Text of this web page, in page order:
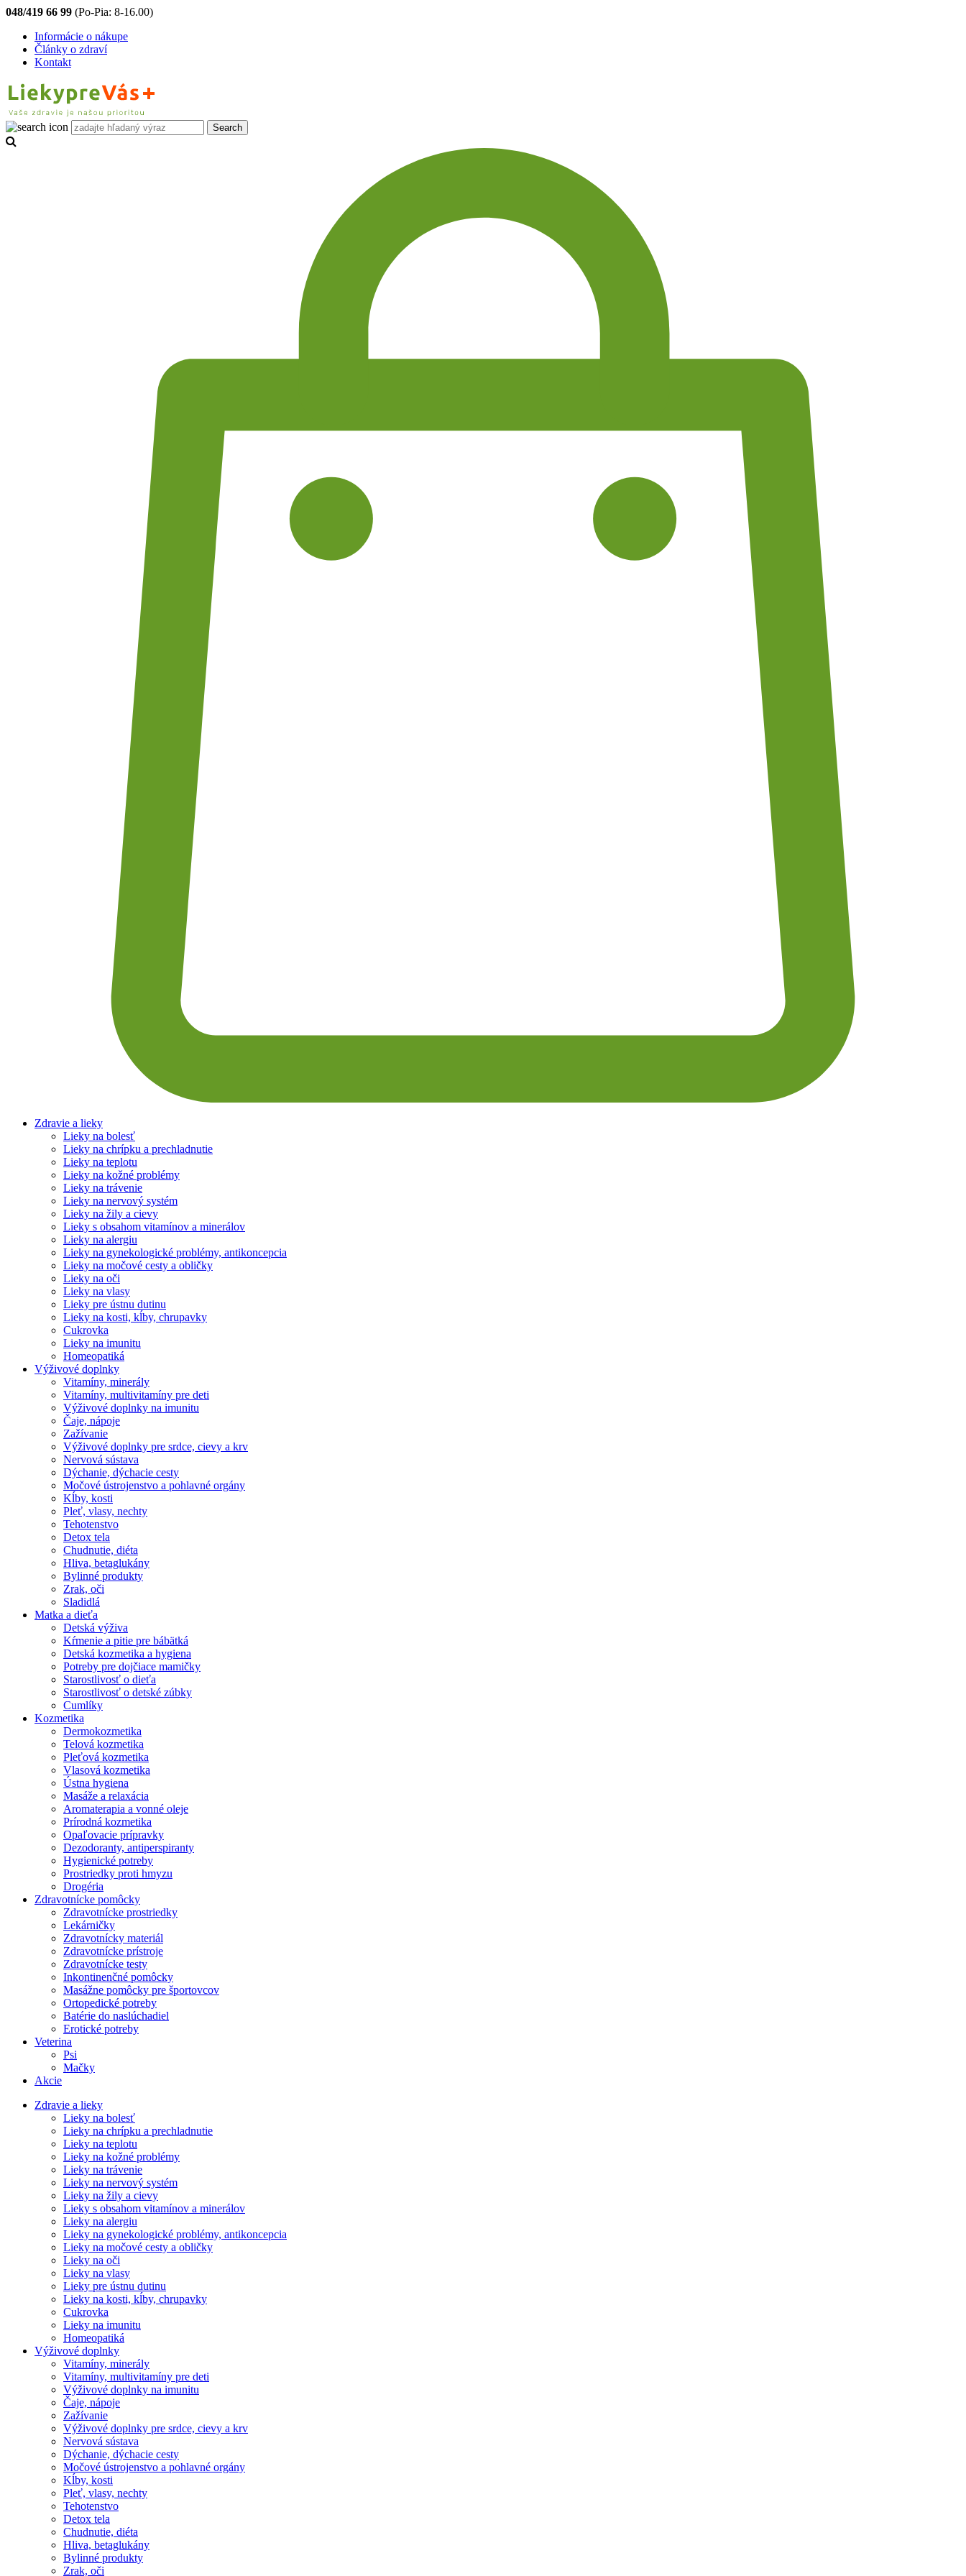
048/419 66 99 (Po-Pia: 8-16.00)
Informácie o nákupe
Články o zdraví
Kontakt
Zdravie a lieky
Lieky na bolesť
Lieky na chrípku a prechladnutie
Lieky na teplotu
Lieky na kožné problémy
Lieky na trávenie
Lieky na nervový systém
Lieky na žily a cievy
Lieky s obsahom vitamínov a minerálov
Lieky na alergiu
Lieky na gynekologické problémy, antikoncepcia
Lieky na močové cesty a obličky
Lieky na oči
Lieky na vlasy
Lieky pre ústnu dutinu
Lieky na kosti, kĺby, chrupavky
Cukrovka
Lieky na imunitu
Homeopatiká
Výživové doplnky
Vitamíny, minerály
Vitamíny, multivitamíny pre deti
Výživové doplnky na imunitu
Čaje, nápoje
Zažívanie
Výživové doplnky pre srdce, cievy a krv
Nervová sústava
Dýchanie, dýchacie cesty
Močové ústrojenstvo a pohlavné orgány
Kĺby, kosti
Pleť, vlasy, nechty
Tehotenstvo
Detox tela
Chudnutie, diéta
Hliva, betaglukány
Bylinné produkty
Zrak, oči
Sladidlá
Matka a dieťa
Detská výživa
Kŕmenie a pitie pre bábätká
Detská kozmetika a hygiena
Potreby pre dojčiace mamičky
Starostlivosť o dieťa
Starostlivosť o detské zúbky
Cumlíky
Kozmetika
Dermokozmetika
Telová kozmetika
Pleťová kozmetika
Vlasová kozmetika
Ústna hygiena
Masáže a relaxácia
Aromaterapia a vonné oleje
Prírodná kozmetika
Opaľovacie prípravky
Dezodoranty, antiperspiranty
Hygienické potreby
Prostriedky proti hmyzu
Drogéria
Zdravotnícke pomôcky
Zdravotnícke prostriedky
Lekárničky
Zdravotnícky materiál
Zdravotnícke prístroje
Zdravotnícke testy
Inkontinenčné pomôcky
Masážne pomôcky pre športovcov
Ortopedické potreby
Batérie do naslúchadiel
Erotické potreby
Veterina
Psi
Mačky
Akcie
Zdravie a lieky
Lieky na bolesť
Lieky na chrípku a prechladnutie
Lieky na teplotu
Lieky na kožné problémy
Lieky na trávenie
Lieky na nervový systém
Lieky na žily a cievy
Lieky s obsahom vitamínov a minerálov
Lieky na alergiu
Lieky na gynekologické problémy, antikoncepcia
Lieky na močové cesty a obličky
Lieky na oči
Lieky na vlasy
Lieky pre ústnu dutinu
Lieky na kosti, kĺby, chrupavky
Cukrovka
Lieky na imunitu
Homeopatiká
Výživové doplnky
Vitamíny, minerály
Vitamíny, multivitamíny pre deti
Výživové doplnky na imunitu
Čaje, nápoje
Zažívanie
Výživové doplnky pre srdce, cievy a krv
Nervová sústava
Dýchanie, dýchacie cesty
Močové ústrojenstvo a pohlavné orgány
Kĺby, kosti
Pleť, vlasy, nechty
Tehotenstvo
Detox tela
Chudnutie, diéta
Hliva, betaglukány
Bylinné produkty
Zrak, oči